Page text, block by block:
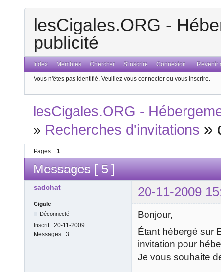
lesCigales.ORG -
publicité
Index Membres Chercher S'inscrire Connexion Revenir
Vous n'êtes pas identifié. Veuillez vous connecter ou vous inscrire.
lesCigales.ORG -
» Recherches d'invitations »
Pages 1
Messages [ 5 ]
sadchat 20-11-2009
Cigale
Déconnecté
Inscrit : 20-11-2009
Messages : 3
Bonjour,
Étant hébergé sur
invitation pour
Je vous souhaite